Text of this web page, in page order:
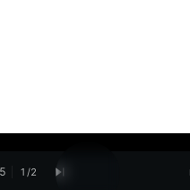
1 /2